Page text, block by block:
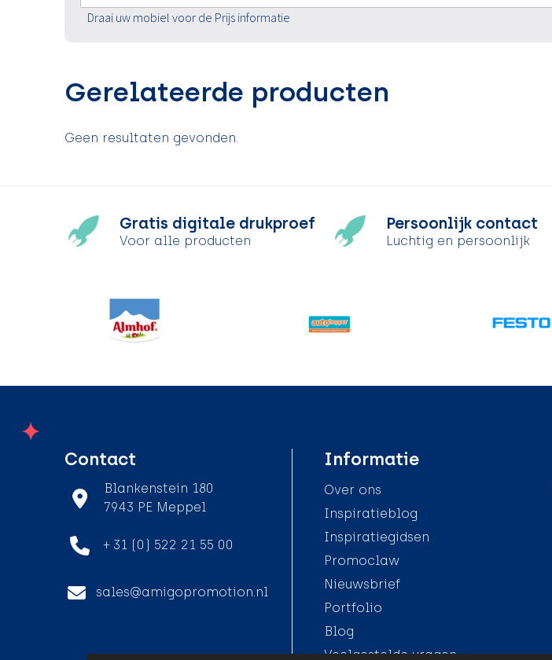
Draai uw mobiel voor de Prijs informatie
Gerelateerde producten
Geen resultaten gevonden.
Gratis digitale drukproef
Voor alle producten
Persoonlijk contact
Luchtig en persoonlijk
Contact
Blankenstein 180
7943 PE Meppel
+ 31 (0) 522 21 55 00
sales@amigopromotion.nl
Informatie
Over ons
Inspiratieblog
Inspiratiegidsen
Promoclaw
Nieuwsbrief
Portfolio
Blog
Veelgestelde vragen